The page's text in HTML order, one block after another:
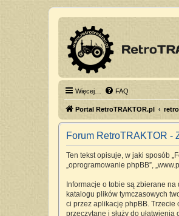
Więcej… FAQ
Portal RetroTRAKTOR.pl
Forum RetroTRAKTOR -
Ten tekst opisuje, w jaki sposób
„oprogramowanie phpBB”,
Informacje o tobie są zbierane
katalogu plików tymczasowych
ci przez aplikację phpBB. Trzecie
przeczytane i służy do